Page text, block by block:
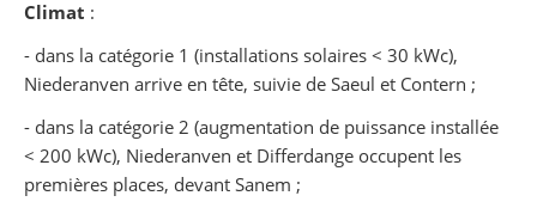
Climat :
- dans la catégorie 1 (installations solaires < 30 kWc),
Niederanven arrive en tête, suivie de Saeul et Contern ;
- dans la catégorie 2 (augmentation de puissance installée
< 200 kWc), Niederanven et Differdange occupent les
premières places, devant Sanem ;